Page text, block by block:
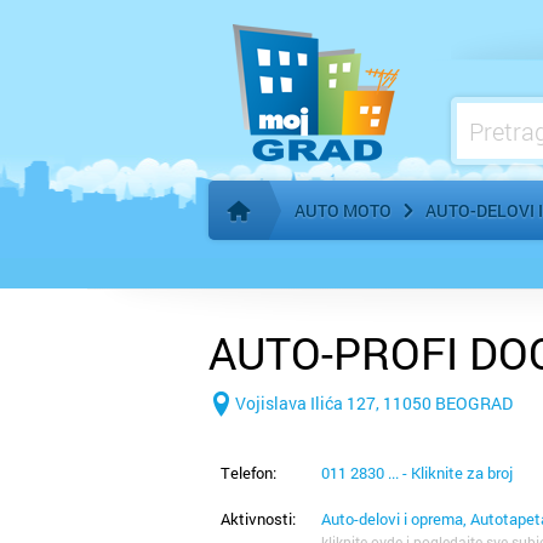
Početna stranica
AUTO MOTO AUTO-DELOVI
AUTO-PROFI
Vojislava Ilića 127, 11050 BEOGRAD
Telefon: 011 2830 ... - Kliknite za broj
Aktivnosti: Auto-delovi i oprema,